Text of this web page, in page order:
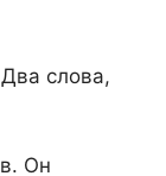
слова,
Он